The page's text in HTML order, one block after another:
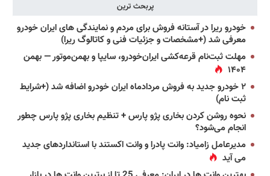
پربحث ترین
خودرو ریرا در آستانه فروش برای مردم و نمایندگی های ایران خودرو
معرفی شد (+مشخصات و جزئیات فنی و کاتالوگ ریرا)
مهلت ثبت‌نام قرعه‌کشی ایران‌خودرو، سایپا و بهمن‌موتور — بهمن
۱۴۰۴
۲ خودرو جدید به فروش مردادماه ایران خودرو اضافه شد (+شرایط
ثبت نام)
نحوه روشن کردن بخاری پژو پارس + تنظیم بخاری پژو پارس چطور
انجام می‌شود؟
مدیرعامل زامیاد: وانت پادرا و وانت اکستند با استانداردهای جدید
می آید